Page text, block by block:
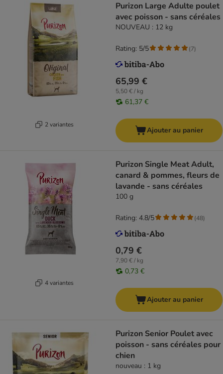
2 variantes
Purizon Large Adulte poulet
avec poisson - sans céréales
NOUVEAU : 12 kg
65,99 €
5,50 € / kg
61,37 €
Rating: 5/5 (7)
Ajouter au panier
4 variantes
Purizon Single Meat Adult,
canard & pommes, fleurs de
lavande - sans céréales
100 g
0,79 €
7,90 € / kg
0,73 €
Rating: 4.8/5 (48)
Ajouter au panier
Purizon Senior Poulet avec
poisson - sans céréales pour
chien
nouveau : 1 kg